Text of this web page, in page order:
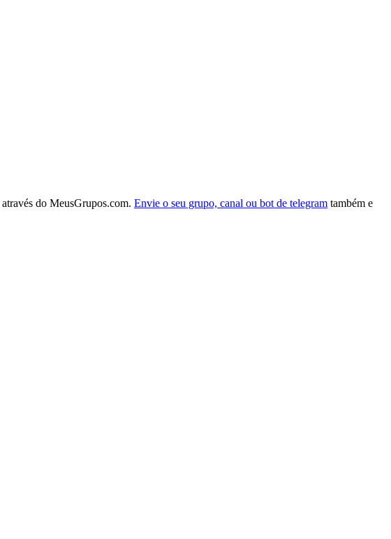
através do MeusGrupos.com. Envie o seu grupo, canal ou bot de telegram também e